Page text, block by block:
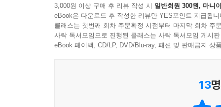
3,000원 이상 구매 후 리뷰 작성 시 일반회원 300원, 마니
eBook은 다운로드 후 작성한 리뷰만 YES포인트 지급됩니
클래스는 첫번째 회차 주문확정 시점부터 마지막 회차 주
사락 독서모임으로 진행된 클래스는 사락 독서모임 게시
eBook 페이백, CD/LP, DVD/Blu-ray, 패션 및 판매금지 상
13